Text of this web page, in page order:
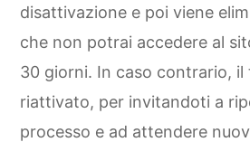
disattivazione e poi viene
che non potrai accedere al
30 giorni. In caso contrario,
riattivato, per invitandoti a
processo e ad attendere